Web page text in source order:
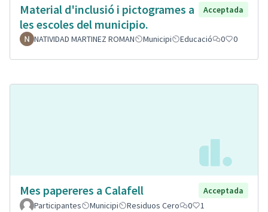
Material d'inclusió i pictogrames a
les escoles del municipio.
Acceptada
NATIVIDAD MARTINEZ ROMAN Municipi Educació 0 0
Mes papereres a Calafell
Acceptada
Participantes
Municipi Residuos Cero 0 1